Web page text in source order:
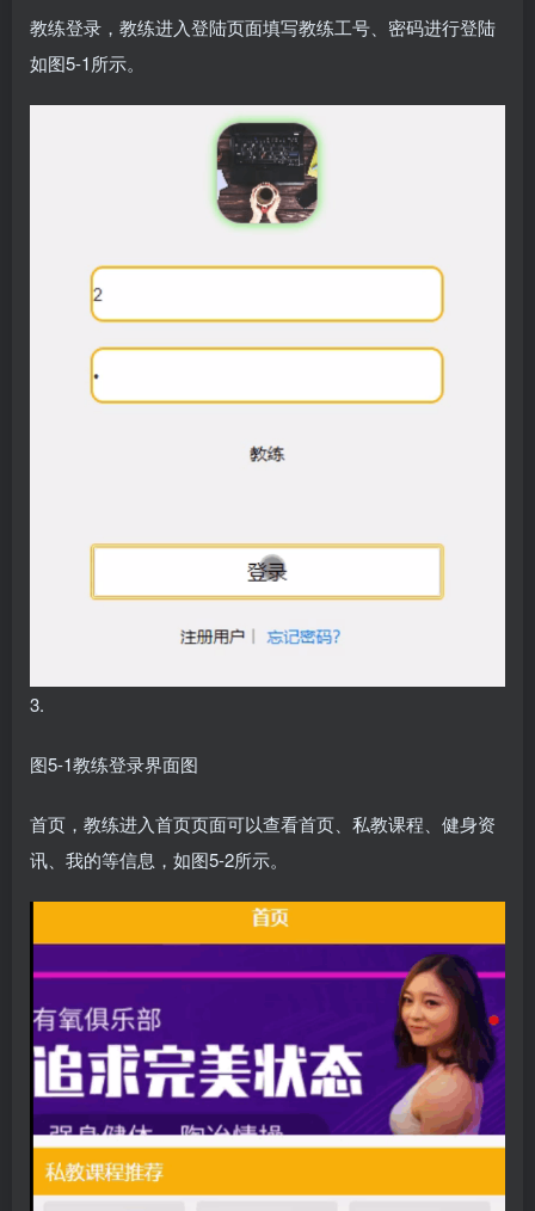
教练登录，教练进入登陆页面填写教练工号、密码进行登陆
如图5-1所示。
3.
图5-1教练登录界面图
首页，教练进入首页页面可以查看首页、私教课程、健身资
讯、我的等信息，如图5-2所示。